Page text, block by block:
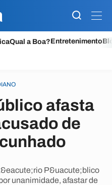
Qual a Boa?Entretenimento
afasta
de
P&uacute;blico
unanimidade, afastar de